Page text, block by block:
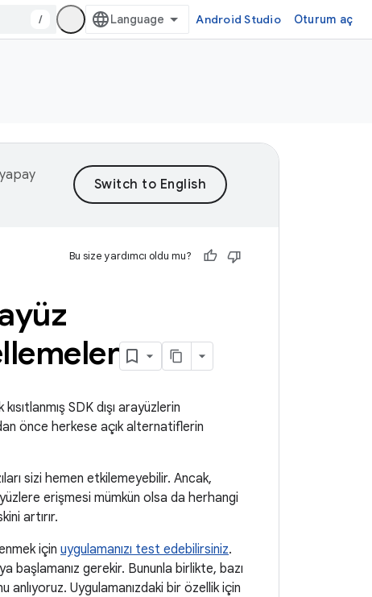
/ Android Studio Oturum aç
Bu size yardımcı oldu mu?
SDK dışı arayüzlerin
önce herkese açık alternatiflerin
sizi hemen etkilemeyebilir. Ancak,
erişmesi mümkün olsa da herhangi
artırır.
için uygulamanızı test edebilirsiniz.
başlamanız gerekir. Bununla birlikte, bazı
anlıyoruz. Uygulamanızdaki bir özellik için